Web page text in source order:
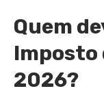
Quem
Imposto
2026?